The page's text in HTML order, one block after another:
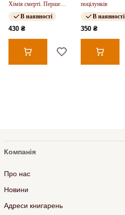
Хімія смерті. Перше
розслідування
В наявності
430 ₴
поцілунків
В наявності
350 ₴
Компанія
Про нас
Новини
Адреси книгарень